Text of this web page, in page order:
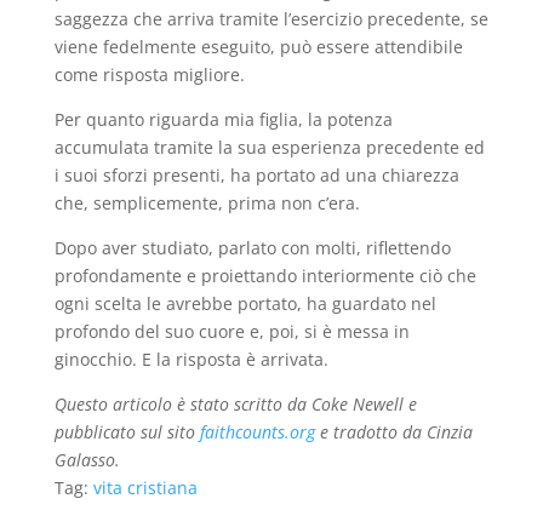
saggezza che arriva tramite l’esercizio precedente, se
viene fedelmente eseguito, può essere attendibile
come risposta migliore.
Per quanto riguarda mia figlia, la potenza
accumulata tramite la sua esperienza precedente ed
i suoi sforzi presenti, ha portato ad una chiarezza
che, semplicemente, prima non c’era.
Dopo aver studiato, parlato con molti, riflettendo
profondamente e proiettando interiormente ciò che
ogni scelta le avrebbe portato, ha guardato nel
profondo del suo cuore e, poi, si è messa in
ginocchio. E la risposta è arrivata.
Questo articolo è stato scritto da Coke Newell e
pubblicato sul sito faithcounts.orgetradotto da Cinzia
Galasso.
Tag: vita cristiana